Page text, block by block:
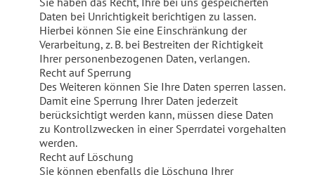
Daten bei Unrichtigkeit berichtigen zu lassen.
Hierbei können Sie eine Einschränkung der
Verarbeitung, z. B. bei Bestreiten der Richtigkeit
Ihrer personenbezogenen Daten, verlangen.
Recht auf Sperrung
Des Weiteren können Sie Ihre Daten sperren lassen.
Damit eine Sperrung Ihrer Daten jederzeit
berücksichtigt werden kann, müssen diese Daten
zu Kontrollzwecken in einer Sperrdatei vorgehalten
werden.
Recht auf Löschung
Sie können ebenfalls die Löschung Ihrer